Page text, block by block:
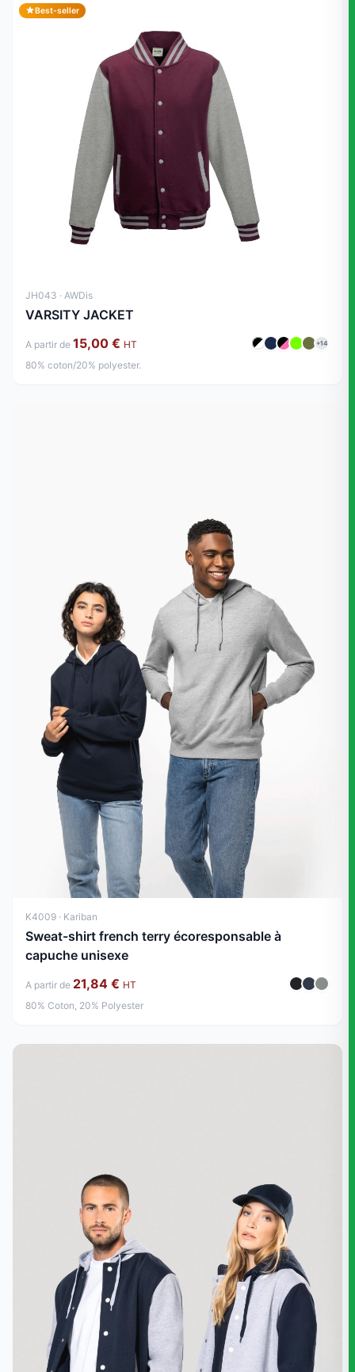
Best-seller
JH043 · AWDis
VARSITY JACKET
A partir de 15,00 € HT +14
80% coton/20% polyester.
K4009 · Kariban
Sweat-shirt french terry écoresponsable à
capuche unisexe
A partir de 21,84 € HT
80% Coton, 20% Polyester